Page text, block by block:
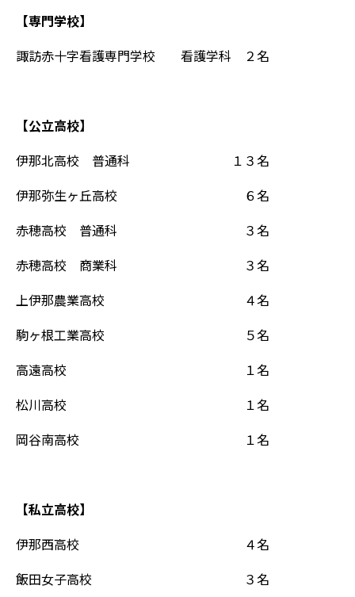
【専門学校】
諏訪赤十字看護専門学校 看護学科 ２名
【公立高校】
伊那北高校 普通科 １３名
伊那弥生ヶ丘高校 ６名
赤穂高校 普通科 ３名
赤穂高校 商業科 ３名
上伊那農業高校 ４名
駒ヶ根工業高校 ５名
高遠高校 １名
松川高校 １名
岡谷南高校 １名
【私立高校】
伊那西高校 ４名
飯田女子高校 ３名